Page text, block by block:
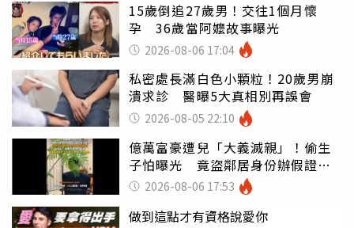
15歲倒追27歲男！交往1個月懷
孕 36歲當阿嬤故事曝光
2026-08-06 17:04
私密處長滿白色小顆粒！20歲男崩
潰求診 醫曝5大真相別再誤會
2026-08-05 22:10
億萬富豪遭兒「大義滅親」！偷生
子怕曝光 竟盜鄰居身份辦假證落
戶 2026-08-06 17:53
做到這點才有資格說愛你